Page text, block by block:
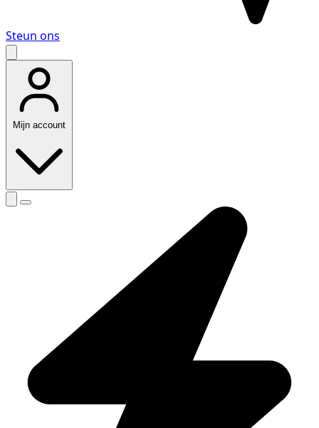
Steun ons
Mijn account